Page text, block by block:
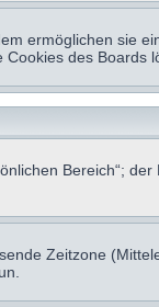
ermöglichen sie
des Boards
Bereich“;
Zeitzone